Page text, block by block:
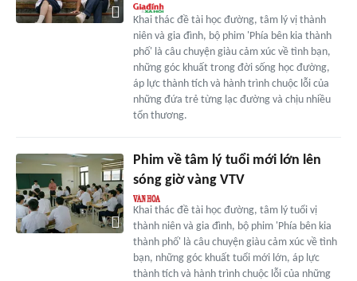
Khai thác đề tài học đường, tâm lý vị thành
niên và gia đình, bộ phim 'Phía bên kia thành
phố' là câu chuyện giàu cảm xúc về tình bạn,
những góc khuất trong đời sống học đường,
áp lực thành tích và hành trình chuộc lỗi của
những đứa trẻ từng lạc đường và chịu nhiều
tổn thương.
Phim về tâm lý tuổi mới lớn lên
sóng giờ vàng VTV
Khai thác đề tài học đường, tâm lý tuổi vị
thành niên và gia đình, bộ phim 'Phía bên kia
thành phố' là câu chuyện giàu cảm xúc về tình
bạn, những góc khuất tuổi mới lớn, áp lực
thành tích và hành trình chuộc lỗi của những